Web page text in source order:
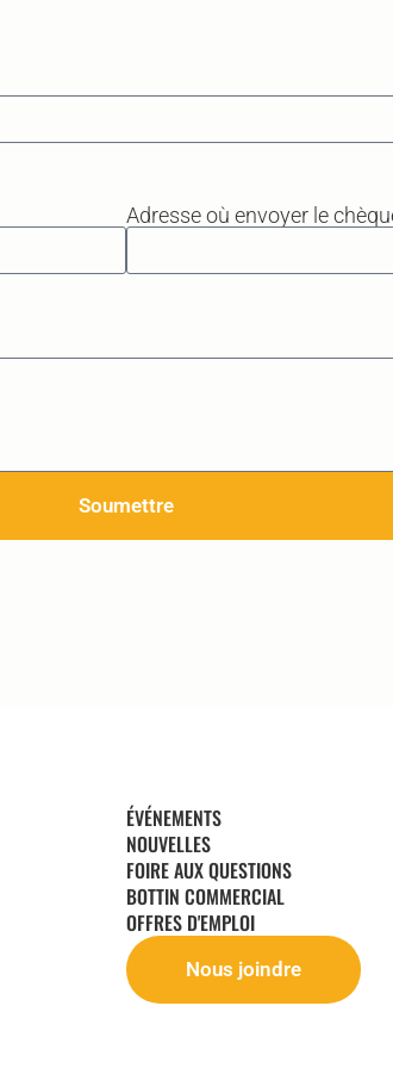
Adresse où envoyer le
Soumettre
ÉVÉNEMENTS
NOUVELLES
FOIRE AUX QUESTIONS
BOTTIN COMMERCIAL
OFFRES D'EMPLOI
Nous joindre